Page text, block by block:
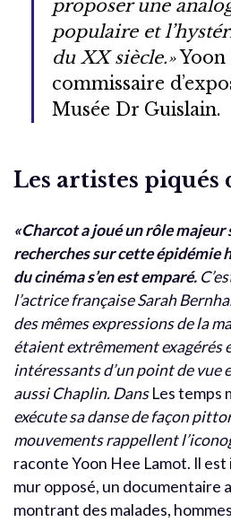
proposer une
populaire et
du XX siècle.»Yoon
commissaire
Musée Dr Guislain.
Les artistes piqués
«Charcot a joué un rôle majeur
recherches sur cette épidémie
du cinéma s’en est emparé.
l’actrice française Sarah
des mêmes expressions de la
étaient extrêmement exagérés
intéressants d’un point de vue
aussi Chaplin. DansLes temps
exécute sa danse de façon
mouvements rappellent
raconte Yoon Hee Lamot. Il
mur opposé, un documentaire
montrant des malades,